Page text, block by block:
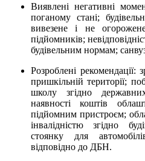
Виявлені негативні
поганому стані;
вивезене і не
підйомників;
будівельним нормам;
Розроблені
пришкільній території;
школу згідно
наявності коштів
підйомним пристроєм;
інвалідністю згідно
стоянку для
відповідно до ДБН.